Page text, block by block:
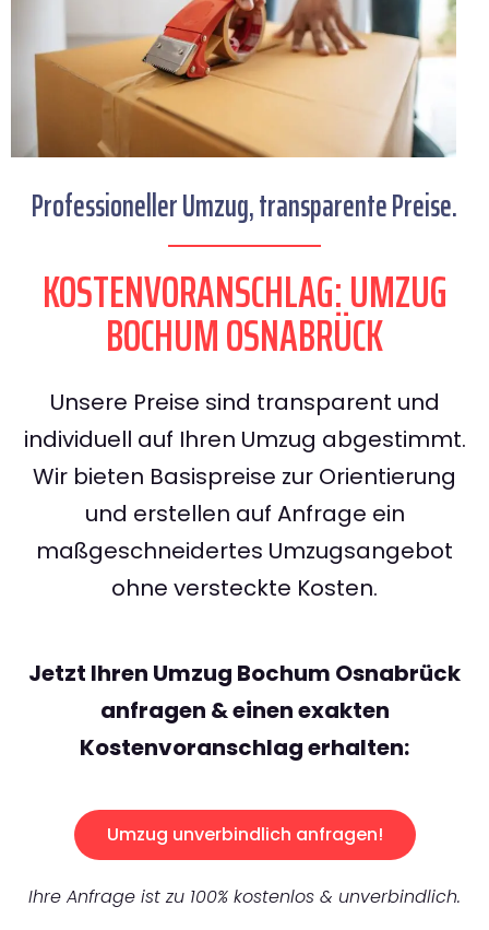
Professioneller Umzug, transparente Preise.
KOSTENVORANSCHLAG: UMZUG
BOCHUM OSNABRÜCK
Unsere Preise sind transparent und
individuell auf Ihren Umzug abgestimmt.
Wir bieten Basispreise zur Orientierung
und erstellen auf Anfrage ein
maßgeschneidertes Umzugsangebot
ohne versteckte Kosten.
Jetzt Ihren Umzug Bochum Osnabrück
anfragen & einen exakten
Kostenvoranschlag erhalten:
Umzug unverbindlich anfragen!
Ihre Anfrage ist zu 100% kostenlos & unverbindlich.